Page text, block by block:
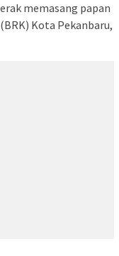
memasang papan
Kota Pekanbaru,